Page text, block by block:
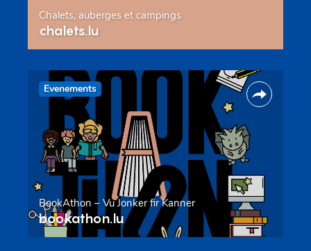
Chalets, auberges et campings
chalets.lu
Evenements
BookAthon – Vu Jonker fir Kanner
bookathon.lu